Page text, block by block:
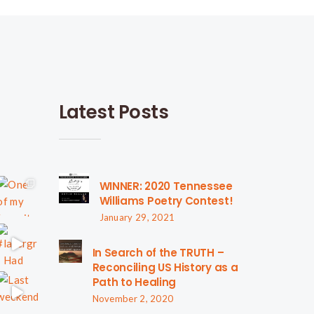
Latest Posts
WINNER: 2020 Tennessee
Williams Poetry Contest!
January 29, 2021
In Search of the TRUTH –
Reconciling US History as a
Path to Healing
November 2, 2020